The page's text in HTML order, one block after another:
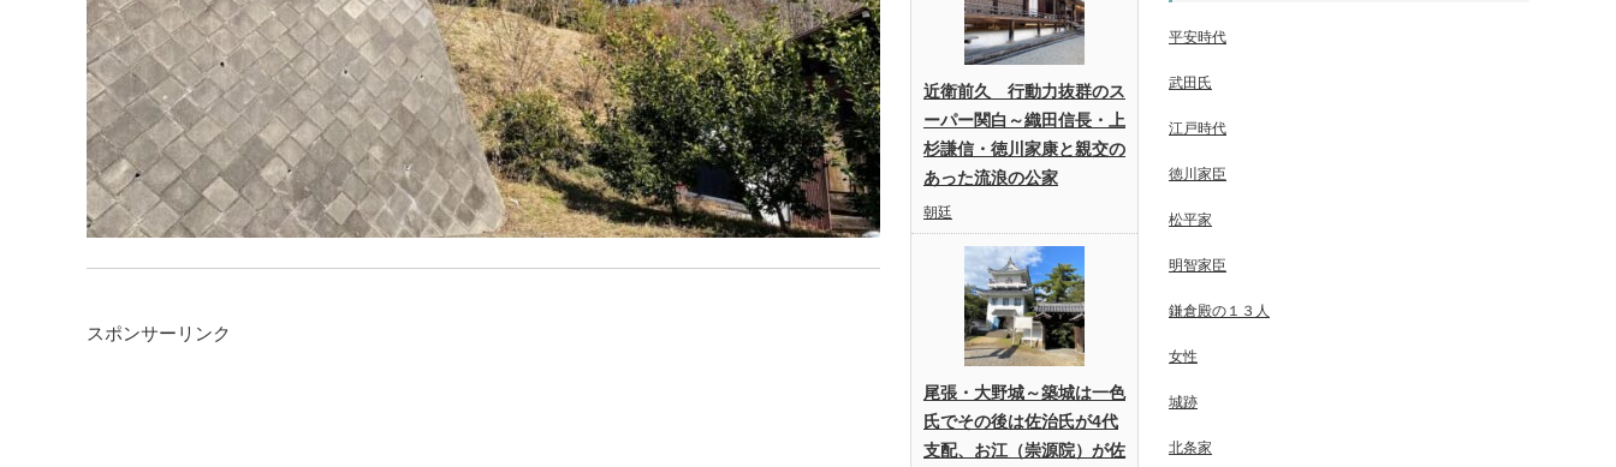
スポンサーリンク
近衛前久 行動力抜群のス
ーパー関白～織田信長・上
杉謙信・徳川家康と親交の
あった流浪の公家
朝廷
尾張・大野城～築城は一色
氏でその後は佐治氏が4代
支配、お江（崇源院）が佐
平安時代
武田氏
江戸時代
徳川家臣
松平家
明智家臣
鎌倉殿の１３人
女性
城跡
北条家